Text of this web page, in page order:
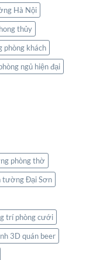
Hà Nội
thủy
phòng khách
ngủ hiện đại
phòng thờ
tường Đại Sơn
trí phòng cưới
3D quán beer